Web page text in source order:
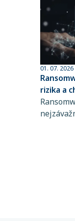
01. 07. 2026
rizika a